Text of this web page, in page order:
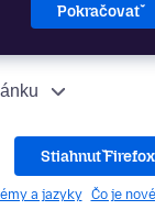
Pokračovať
Stiahnuť Firefox
a jazyky Čo je nové